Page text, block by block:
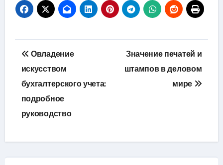
Навигация
по
записям
Овладение
искусством
бухгалтерского учета:
подробное
руководство
Значение печатей и
штампов в деловом
мире